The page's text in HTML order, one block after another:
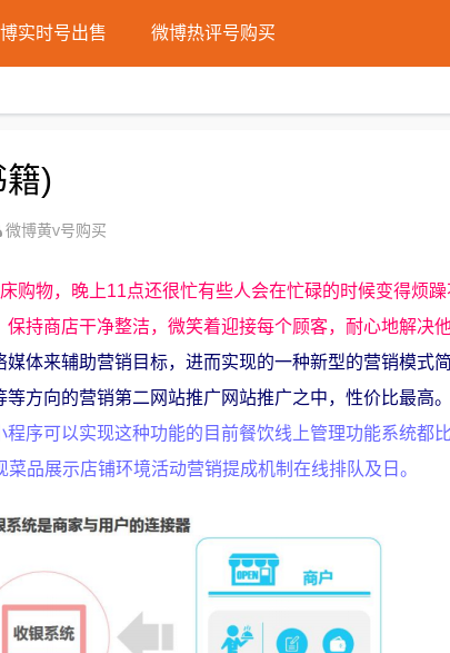
实时号出售 微博热评号购买
)
微博黄v号购买
购物，晚上11点还很忙有些人会在忙碌的时候变得烦
持商店干净整洁，微笑着迎接每个顾客，耐心地解决他
体来辅助营销目标，进而实现的一种新型的营销模式
方向的营销第二网站推广网站推广之中，性价比最高。
序可以实现这种功能的目前餐饮线上管理功能系统都比
品展示店铺环境活动营销提成机制在线排队及日。